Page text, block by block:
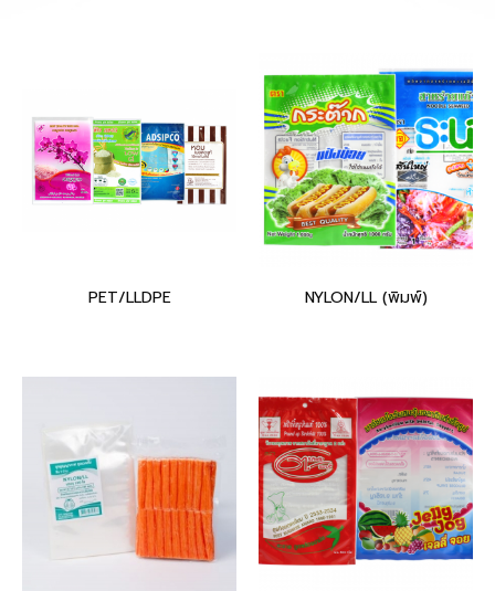
PET/LLDPE NYLON/LL (พิมพ์)